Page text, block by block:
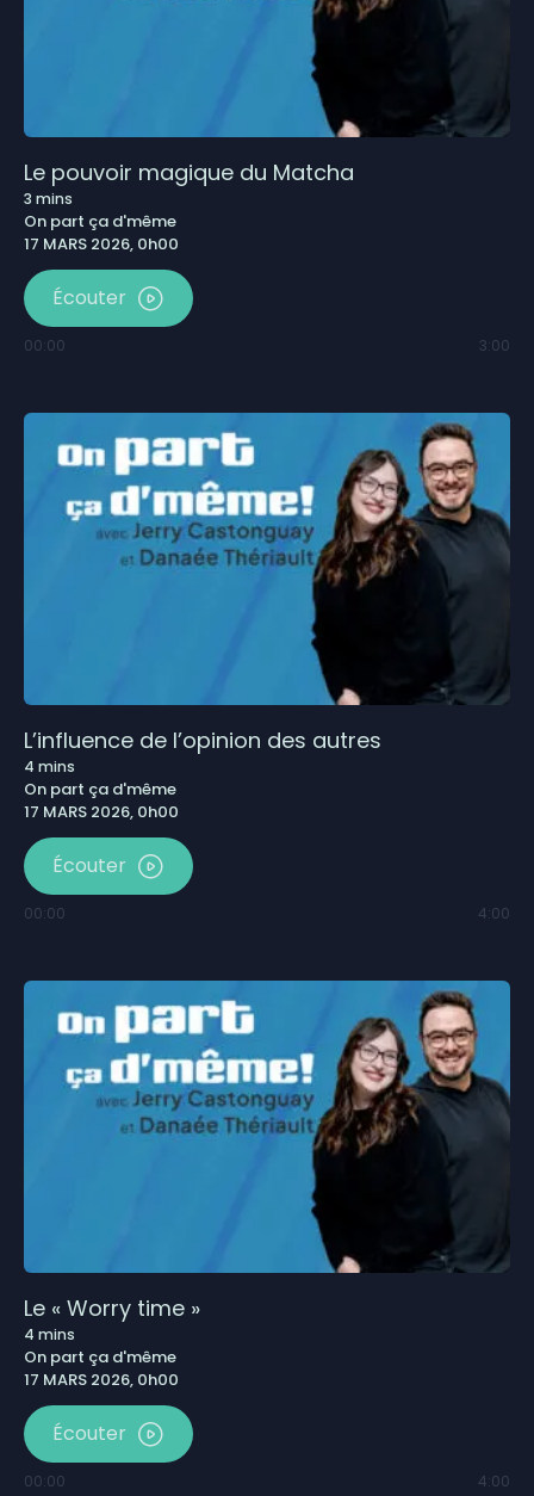
Le pouvoir magique du Matcha
3 mins
On part ça d'même
17 MARS 2026, 0h00
Écouter
00:00 3:00
L’influence de l’opinion des autres
4 mins
On part ça d'même
17 MARS 2026, 0h00
Écouter
00:00 4:00
Le « Worry time »
4 mins
On part ça d'même
17 MARS 2026, 0h00
Écouter
00:00 4:00